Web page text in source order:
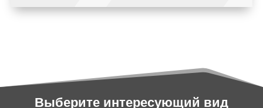
Выберите интересующий вид